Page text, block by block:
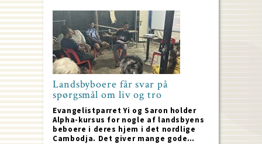
Landsbyboere får svar på
spørgsmål om liv og tro
Evangelistparret Yi og Saron holder
Alpha-kursus for nogle af landsbyens
beboere i deres hjem i det nordlige
Cambodja. Det giver mange gode…